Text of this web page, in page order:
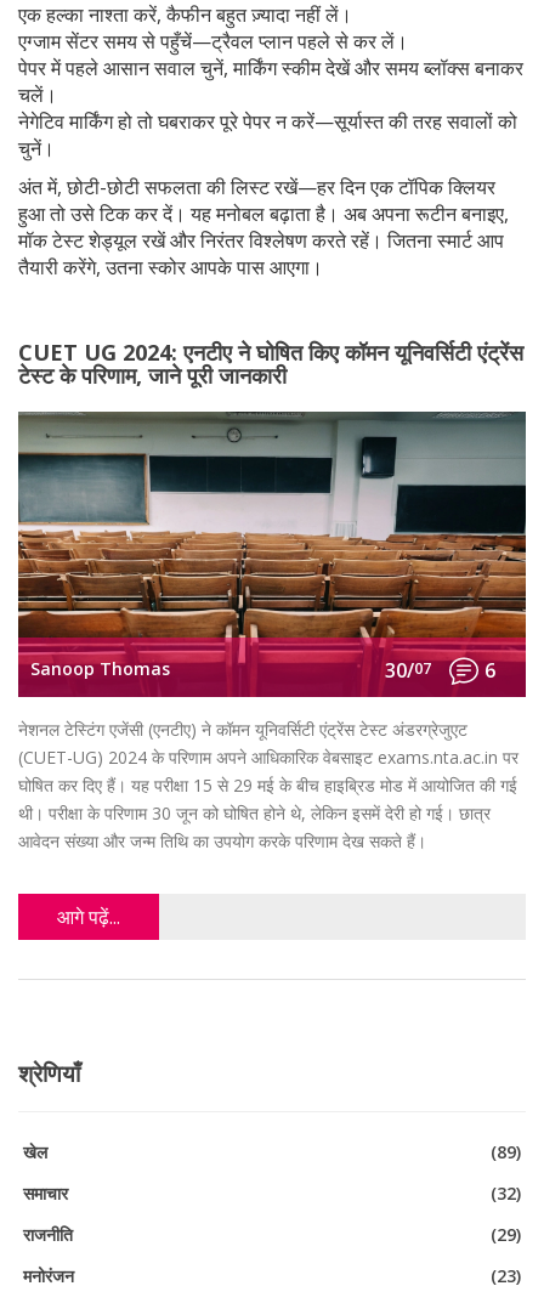
एक हल्का नाश्ता करें, कैफीन बहुत ज़्यादा नहीं लें।
एग्जाम सेंटर समय से पहुँचें—ट्रैवल प्लान पहले से कर लें।
पेपर में पहले आसान सवाल चुनें, मार्किंग स्कीम देखें और समय ब्लॉक्स बनाकर
चलें।
नेगेटिव मार्किंग हो तो घबराकर पूरे पेपर न करें—सूर्यास्त की तरह सवालों को
चुनें।
अंत में, छोटी-छोटी सफलता की लिस्ट रखें—हर दिन एक टॉपिक क्लियर
हुआ तो उसे टिक कर दें। यह मनोबल बढ़ाता है। अब अपना रूटीन बनाइए,
मॉक टेस्ट शेड्यूल रखें और निरंतर विश्लेषण करते रहें। जितना स्मार्ट आप
तैयारी करेंगे, उतना स्कोर आपके पास आएगा।
CUET UG 2024: एनटीए ने घोषित किए कॉमन यूनिवर्सिटी एंट्रेंस
टेस्ट के परिणाम, जाने पूरी जानकारी
Sanoop Thomas 30/07 6
नेशनल टेस्टिंग एजेंसी (एनटीए) ने कॉमन यूनिवर्सिटी एंट्रेंस टेस्ट अंडरग्रेजुएट
(CUET-UG) 2024 के परिणाम अपने आधिकारिक वेबसाइट exams.nta.ac.in पर
घोषित कर दिए हैं। यह परीक्षा 15 से 29 मई के बीच हाइब्रिड मोड में आयोजित की गई
थी। परीक्षा के परिणाम 30 जून को घोषित होने थे, लेकिन इसमें देरी हो गई। छात्र
आवेदन संख्या और जन्म तिथि का उपयोग करके परिणाम देख सकते हैं।
आगे पढ़ें...
श्रेणियाँ
खेल
(89)
समाचार
(32)
राजनीति
(29)
मनोरंजन
(23)